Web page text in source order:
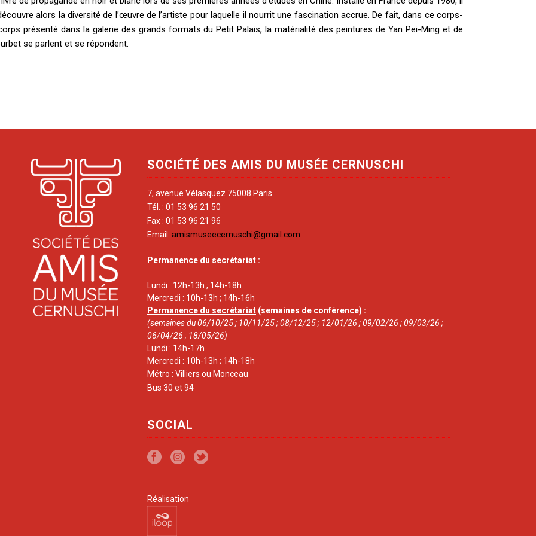
alors la diversité de l’œuvre de l’artiste pour laquelle il nourrit une fascination accrue. De fait, dans ce corps-
présenté dans la galerie des grands formats du Petit Palais, la matérialité des peintures de Yan Pei-Ming et de
se parlent et se répondent.
SOCIÉTÉ DES AMIS DU MUSÉE CERNUSCHI
7, avenue Vélasquez 75008 Paris
Tél. : 01 53 96 21 50
Fax : 01 53 96 21 96
Email: amismuseecernuschi@gmail.com
Permanence du secrétariat :
Lundi : 12h-13h ; 14h-18h
Mercredi : 10h-13h ; 14h-16h
Permanence du secrétariat (semaines de conférence) :
(semaines du 06/10/25 ; 10/11/25 ; 08/12/25 ; 12/01/26 ; 09/02/26 ; 09/03/26 ;
06/04/26 ; 18/05/26)
Lundi : 14h-17h
Mercredi : 10h-13h ; 14h-18h
Métro : Villiers ou Monceau
Bus 30 et 94
SOCIAL
Réalisation